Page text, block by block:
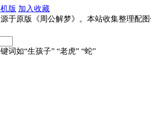
版 加入收藏
于原版《周公解梦》。本站收集整理配图
词如“生孩子” “老虎” “蛇”